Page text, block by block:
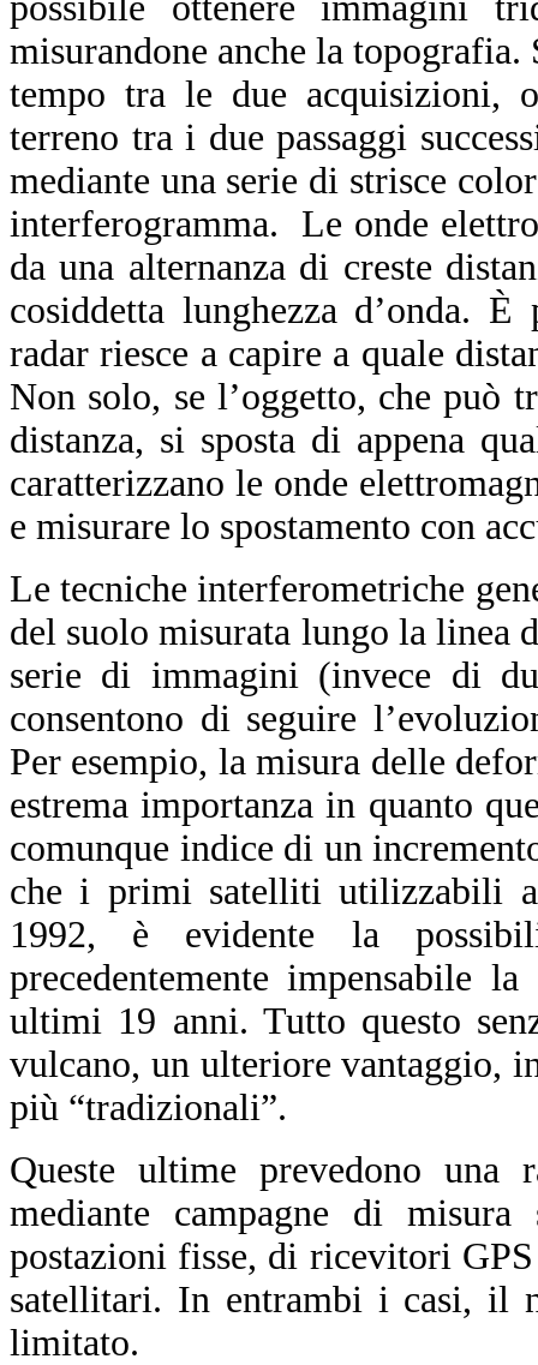
misurandone anche la
tempo tra le due acquisizioni,
terreno tra i due passaggi
mediante una serie di strisce
interferogramma. Le onde
da una alternanza di creste
cosiddetta lunghezza d’onda.
radar riesce a capire a quale
Non solo, se l’oggetto, che può
distanza, si sposta di appena
caratterizzano le onde
e misurare lo spostamento con
Le tecniche interferometriche
del suolo misurata lungo la linea
serie di immagini (invece di
consentono di seguire
Per esempio, la misura delle
estrema importanza in quanto
comunque indice di un
che i primi satelliti utilizzabili
1992, è evidente la
precedentemente impensabile
ultimi 19 anni. Tutto questo
vulcano, un ulteriore vantaggio,
più “tradizionali”.
Queste ultime prevedono una
mediante campagne di
postazioni fisse, di ricevitori
satellitari. In entrambi i casi, il
limitato.